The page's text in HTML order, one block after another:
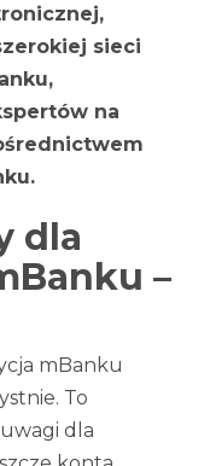
sieci
na
dla
–
mBanku
To
dla